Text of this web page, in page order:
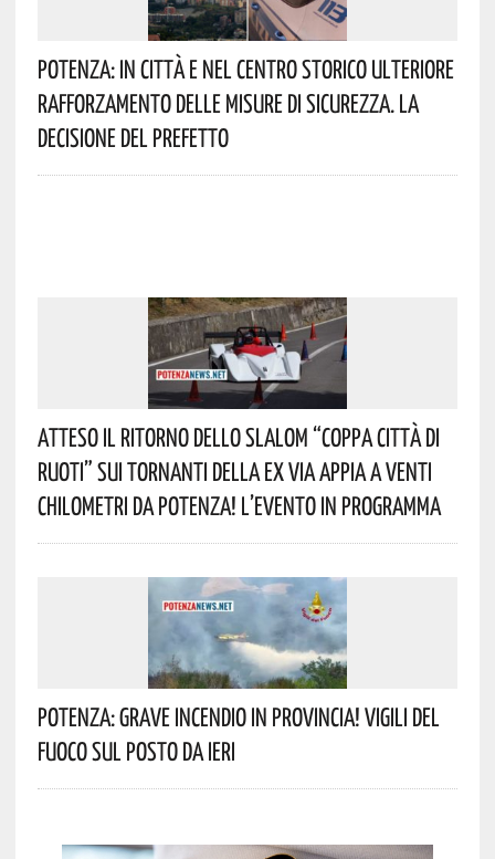
Potenza: In Città E Nel Centro Storico Ulteriore
Rafforzamento Delle Misure Di Sicurezza. La
Decisione Del Prefetto
Atteso Il Ritorno Dello Slalom “Coppa Città Di
Ruoti” Sui Tornanti Della Ex Via Appia A Venti
Chilometri Da Potenza! L’evento In Programma
Potenza: Grave Incendio In Provincia! Vigili Del
Fuoco Sul Posto Da Ieri